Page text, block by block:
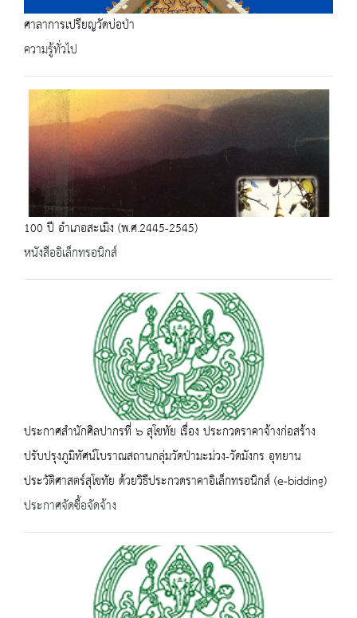
ศาลาการเปรียญวัดบ่อป่า
ความรู้ทั่วไป
100 ปี อำเภอสะเมิง (พ.ศ.2445-2545)
หนังสืออิเล็กทรอนิกส์
ประกาศสำนักศิลปากรที่ ๖ สุโขทัย เรื่อง ประกวดราคาจ้างก่อสร้าง
ปรับปรุงภูมิทัศน์โบราณสถานกลุ่มวัดป่ามะม่วง-วัดมังกร อุทยาน
ประวัติศาสตร์สุโขทัย ด้วยวิธีประกวดราคาอิเล็กทรอนิกส์ (e-bidding)
ประกาศจัดซื้อจัดจ้าง